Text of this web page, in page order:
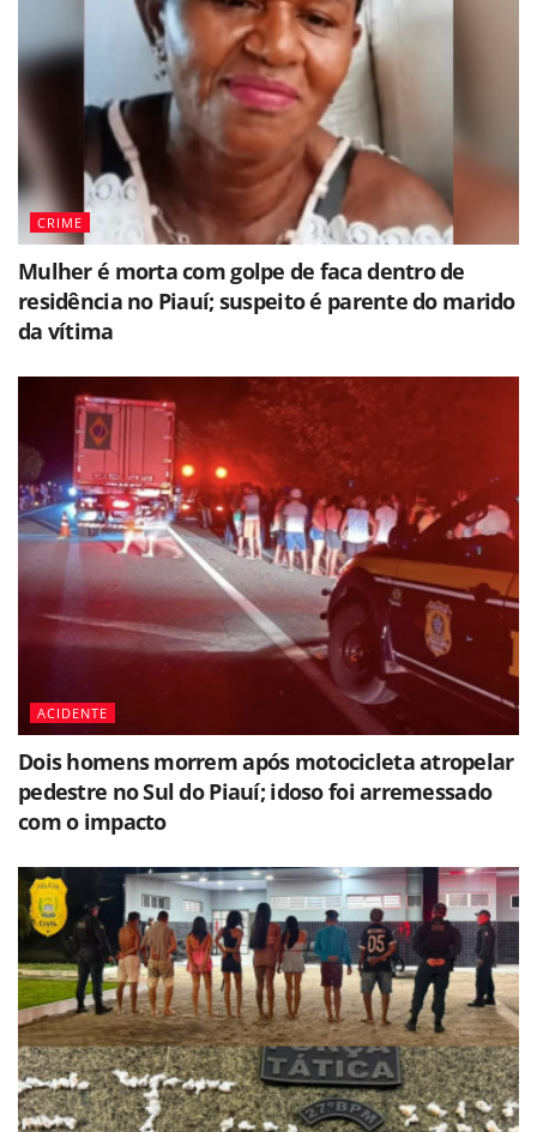
CRIME
Mulher é morta com golpe de faca dentro de
residência no Piauí; suspeito é parente do marido
da vítima
ACIDENTE
Dois homens morrem após motocicleta atropelar
pedestre no Sul do Piauí; idoso foi arremessado
com o impacto